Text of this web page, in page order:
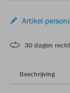
Artikel
30 dagen
Beschrijving